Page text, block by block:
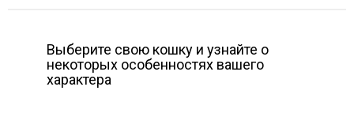
Выберите свою кошку и узнайте о
некоторых особенностях вашего
характера